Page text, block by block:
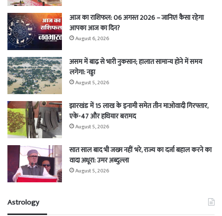
आज का राशिफल: 06 अगस्त 2026 – जानिए! कैसा रहेगा
आपका आज का दिन?
August 6, 2026
असम में बाढ़ से भारी नुकसान; हालात सामान्य होने में समय
लगेगा: नड्डा
August 5, 2026
झारखंड में 15 लाख के इनामी समेत तीन माओवादी गिरफ्तार,
एके-47 और हथियार बरामद
August 5, 2026
सात साल बाद भी जख्म नहीं भरे, राज्य का दर्जा बहाल करने का
वादा अधूरा: उमर अब्दुल्ला
August 5, 2026
Astrology